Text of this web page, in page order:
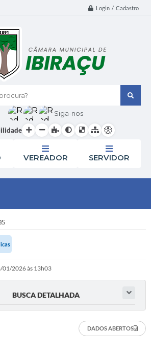
Login / Cadastro
Siga-nos
VEREADOR SERVIDOR
01/2026 às 13h03
BUSCA DETALHADA
DADOS ABERTOS